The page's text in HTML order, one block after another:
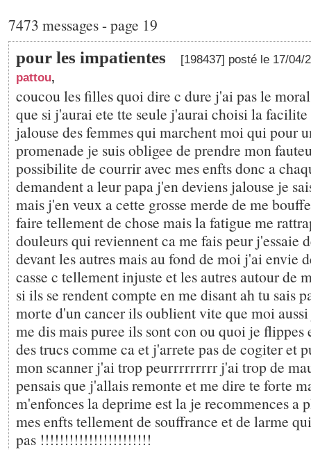
7473 messages - page 19
pour les impatientes
[198437] posté le 17/04/
pattou,
coucou les filles quoi dire c dure j'ai pas le
que si j'aurai ete tte seule j'aurai choisi la
jalouse des femmes qui marchent moi qui pour
promenade je suis obligee de prendre mon
possibilite de courrir avec mes enfts donc a
demandent a leur papa j'en deviens jalouse je
mais j'en veux a cette grosse merde de me
faire tellement de chose mais la fatigue me
douleurs qui reviennent ca me fais peur j'essaie
devant les autres mais au fond de moi j'ai envie
casse c tellement injuste et les autres autour de
si ils se rendent compte en me disant ah tu sais
morte d'un cancer ils oublient vite que moi aussi
me dis mais puree ils sont con ou quoi je flippes
des trucs comme ca et j'arrete pas de cogiter et
mon scanner j'ai trop peurrrrrrrrr j'ai trop de
pensais que j'allais remonte et me dire te forte
m'enfonces la deprime est la je recommences a
mes enfts tellement de souffrance et de larme
pas !!!!!!!!!!!!!!!!!!!!!!!